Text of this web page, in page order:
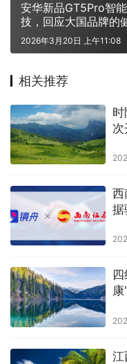
安华新品GT5Pro智
技，回应大国品牌的
2026年3月20日 上午11:08
相关推荐
西
据
康
江